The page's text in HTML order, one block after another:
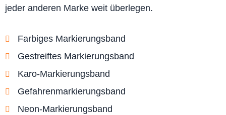
jeder anderen Marke weit überlegen.
Farbiges Markierungsband
Gestreiftes Markierungsband
Karo-Markierungsband
Gefahrenmarkierungsband
Neon-Markierungsband